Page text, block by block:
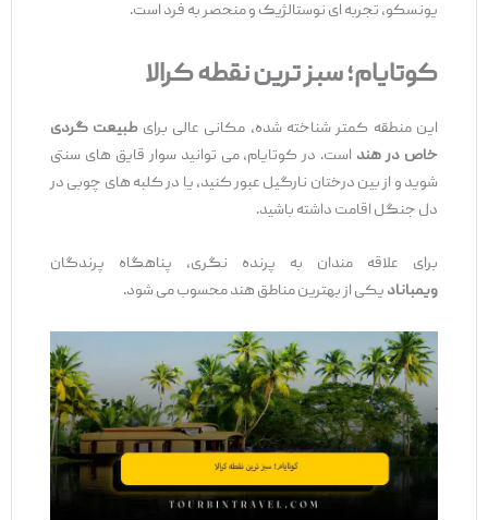
یونسکو، تجربه‌ ای نوستالژیک و منحصر به ‌فرد است.
کوتایام؛ سبزترین نقطه کرالا
این منطقه کمتر شناخته ‌شده، مکانی عالی برایطبیعت‌ گردی
خاص در هنداست. در کوتایام، می ‌توانید سوار قایق ‌های سنتی
شوید و از بین درختان نارگیل عبور کنید، یا در کلبه‌ های چوبی در
دل جنگل اقامت داشته باشید.
برای علاقه ‌مندان به پرنده ‌نگری، پناهگاه پرندگان
ویمبانادیکی از بهترین مناطق هند محسوب می‌ شود.